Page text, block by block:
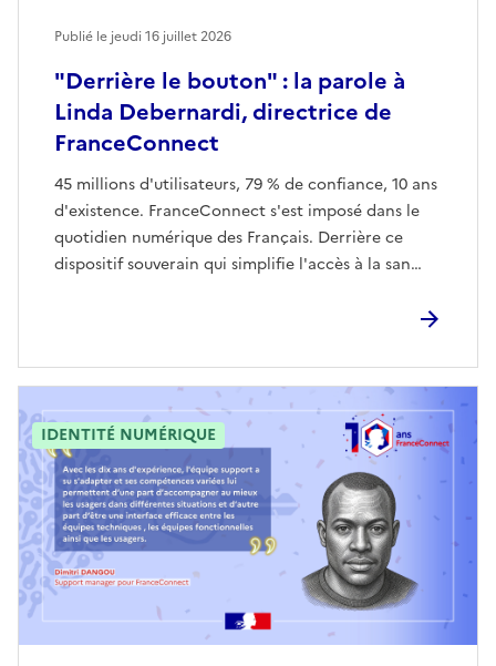
"Derrière le bouton" : la parole à
Linda Debernardi, directrice de
FranceConnect
45 millions d'utilisateurs, 79 % de confiance, 10 ans
d'existence. FranceConnect s'est imposé dans le
quotidien numérique des Français. Derrière ce
dispositif souverain qui simplifie l'accès à la san…
Publié le jeudi 16 juillet 2026
IDENTITÉ NUMÉRIQUE